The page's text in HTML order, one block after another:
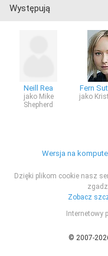
Występują
Neill Rea
jako Mike
Shepherd
Fern
jako
Wersja na
Dzięki plikom cookie nasz
Zobacz
Internetowy
© 2007-